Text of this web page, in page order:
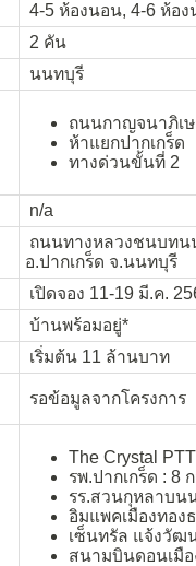
4-5 ห้องนอน, 4-6 ห้อง
2 คัน
นนทบุรี
ถนนกาญจนาภิเ
ห้าแยกปากเกร็ด
ทางด่วนขั้นที่ 2
n/a
ถนนทางหลวงชนบทน
อ.ปากเกร็ด จ.นนทบุรี
เปิดจอง 11-19 มี.ค.
บ้านพร้อมอยู่*
เริ่มต้น 11 ล้านบาท
รอข้อมูลจากโครงการ
The Crystal
รพ.ปากเกร็ด : 8
รร.สวนกุหลาบน
อิมแพคเมืองทอง
เซ็นทรัล แจ้งวัฒ
สนามบินดอนเมือ